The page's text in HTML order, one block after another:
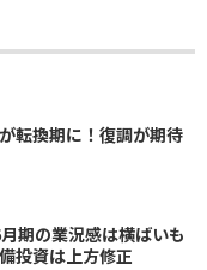
転換期に！復調が期待
期の業況感は横ばいも
投資は上方修正